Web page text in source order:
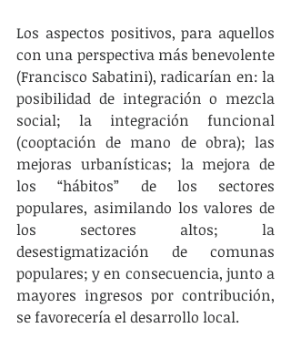
Los aspectos positivos, para aquellos
con una perspectiva más benevolente
(Francisco Sabatini), radicarían en: la
posibilidad de integración o mezcla
social; la integración funcional
(cooptación de mano de obra); las
mejoras urbanísticas; la mejora de
los “hábitos” de los sectores
populares, asimilando los valores de
los sectores altos; la
desestigmatización de comunas
populares; y en consecuencia, junto a
mayores ingresos por contribución,
se favorecería el desarrollo local.